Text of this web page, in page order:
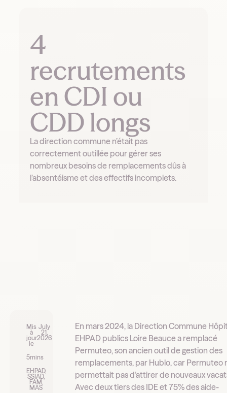
4
recrutements
en CDI ou
CDD longs
La direction commune n’était pas
correctement outillée pour gérer ses
nombreux besoins de remplacements dûs à
l’absentéisme et des effectifs incomplets.
Mis
à
jour
le
July
21,
2026
5mins
EHPAD,
SSIAD,
FAM,
MAS
En mars 2024, la Direction Commune
EHPAD publics Loire Beauce a remplacé
Permuteo, son ancien outil de gestion des
remplacements, par Hublo, car Permuteo
permettait pas d’attirer de nouveaux
Avec deux tiers des IDE et 75% des aide-